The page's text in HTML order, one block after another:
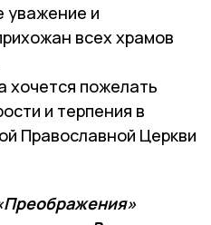
уважение и
всех храмов
хочется пожелать
и терпения в
Православной Церкви